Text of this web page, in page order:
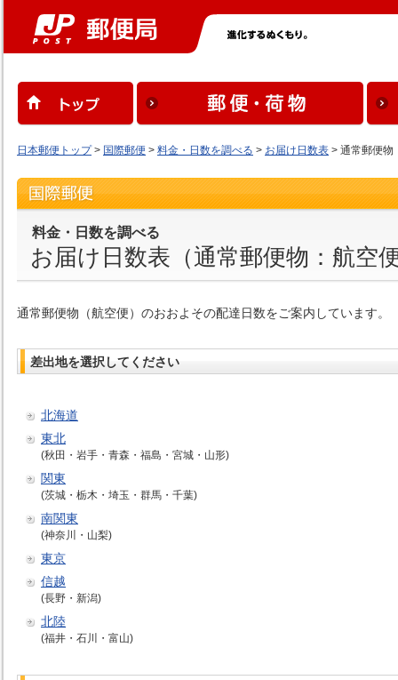
日本郵便トップ> 国際郵便 > 料金・日数を調べる > お届け日数表 > 通常郵便物
料金・日数を調べる
お届け日数表（通常郵便物：航空
通常郵便物（航空便）のおおよその配達日数をご案内しています。
差出地を選択してください
北海道
東北
(秋田・岩手・青森・福島・宮城・山形)
関東
(茨城・栃木・埼玉・群馬・千葉)
南関東
(神奈川・山梨)
東京
信越
(長野・新潟)
北陸
(福井・石川・富山)